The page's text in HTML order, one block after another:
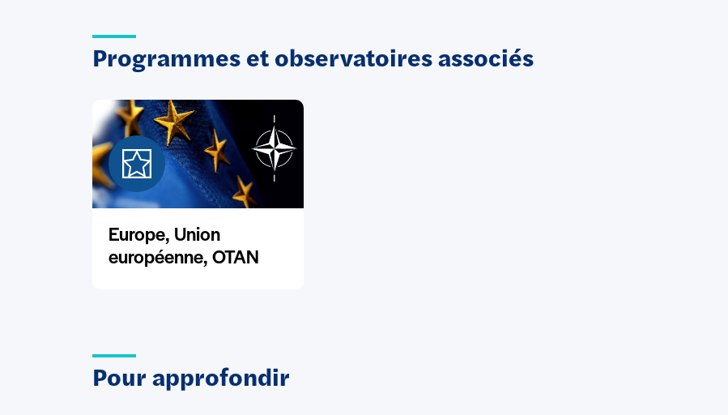
Programmes et observatoires associés
Europe, Union
européenne, OTAN
Pour approfondir